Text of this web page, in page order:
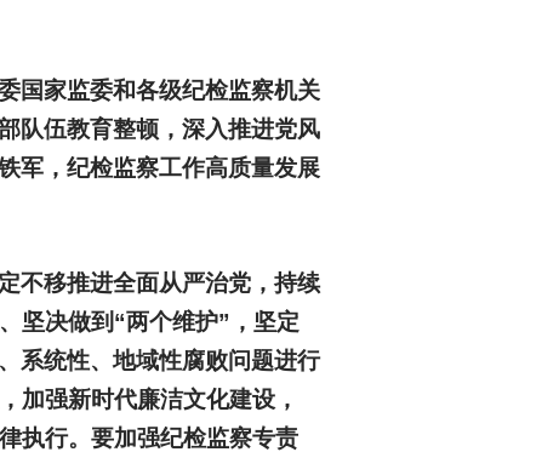
国家监委和各级纪检监察机关
队伍教育整顿，深入推进党风
军，纪检监察工作高质量发展
不移推进全面从严治党，持续
坚决做到“两个维护”，坚定
系统性、地域性腐败问题进行
加强新时代廉洁文化建设，
执行。要加强纪检监察专责